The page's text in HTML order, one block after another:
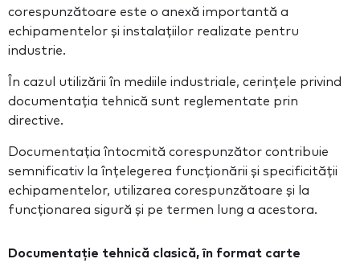
corespunzătoare este o anexă importantă a
echipamentelor și instalațiilor realizate pentru
industrie.
În cazul utilizării în mediile industriale, cerințele privind
documentația tehnică sunt reglementate prin
directive.
Documentația întocmită corespunzător contribuie
semnificativ la înțelegerea funcționării și specificității
echipamentelor, utilizarea corespunzătoare și la
funcționarea sigură și pe termen lung a acestora.
Documentație tehnică clasică, în format carte